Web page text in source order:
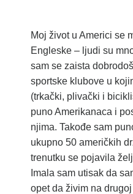
Moj život u Americi se
Engleske – ljudi su
sam se zaista
sportske klubove u
(trkački, plivački i
puno Amerikanaca i
njima. Takođe sam
ukupno 50 američkih
trenutku se pojavila
Imala sam utisak da
opet da živim na